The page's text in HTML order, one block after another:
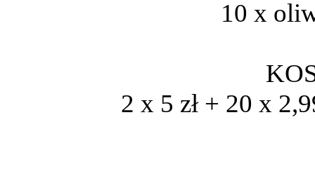
10 x
2 x 5 zł + 20 x